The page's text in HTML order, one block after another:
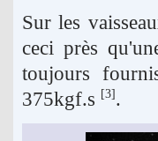
Sur les
ceci près
toujours
375kgf.s [3] .